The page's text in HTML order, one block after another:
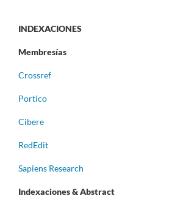
INDEXACIONES
Membresías
Crossref
Portico
Cibere
RedEdit
Sapiens Research
Indexaciones & Abstract